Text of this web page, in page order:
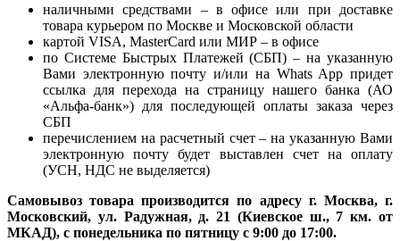
наличными средствами – в офисе или при доставке
товара курьером по Москве и Московской области
картой VISA, MasterCard или МИР – в офисе
по Системе Быстрых Платежей (СБП) – на указанную
Вами электронную почту и/или на Whats App придет
ссылка для перехода на страницу нашего банка (АО
«Альфа-банк») для последующей оплаты заказа через
СБП
перечислением на расчетный счет – на указанную Вами
электронную почту будет выставлен счет на оплату
(УСН, НДС не выделяется)
Самовывоз товара производится по адресу г. Москва, г.
Московский, ул. Радужная, д. 21 (Киевское ш., 7 км. от
МКАД), с понедельника по пятницу с 9:00 до 17:00.